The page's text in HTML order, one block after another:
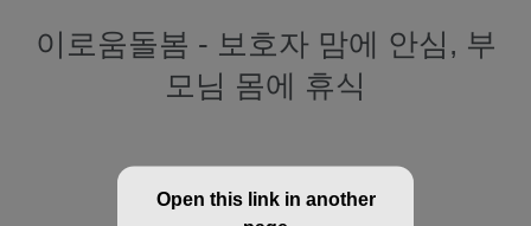
이로움돌봄 - 보호자 맘에 안심, 부
모님 몸에 휴식